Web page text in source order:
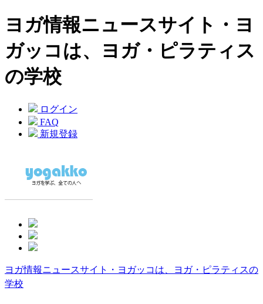
ヨガ情報ニュースサイト・ヨ
ガッコは、ヨガ・ピラティス
の学校
ログイン
FAQ
新規登録
ヨガ情報ニュースサイト・ヨガッコは、ヨガ・ピラティスの
学校